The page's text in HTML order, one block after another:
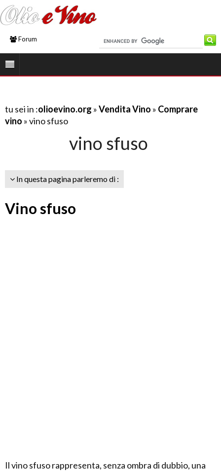
Forum
tu sei in :olioevino.org »Vendita Vino » Comprare
vino » vino sfuso
vino sfuso
In questa pagina parleremo di :
Vino sfuso
Il vino sfuso rappresenta, senza ombra di dubbio, una